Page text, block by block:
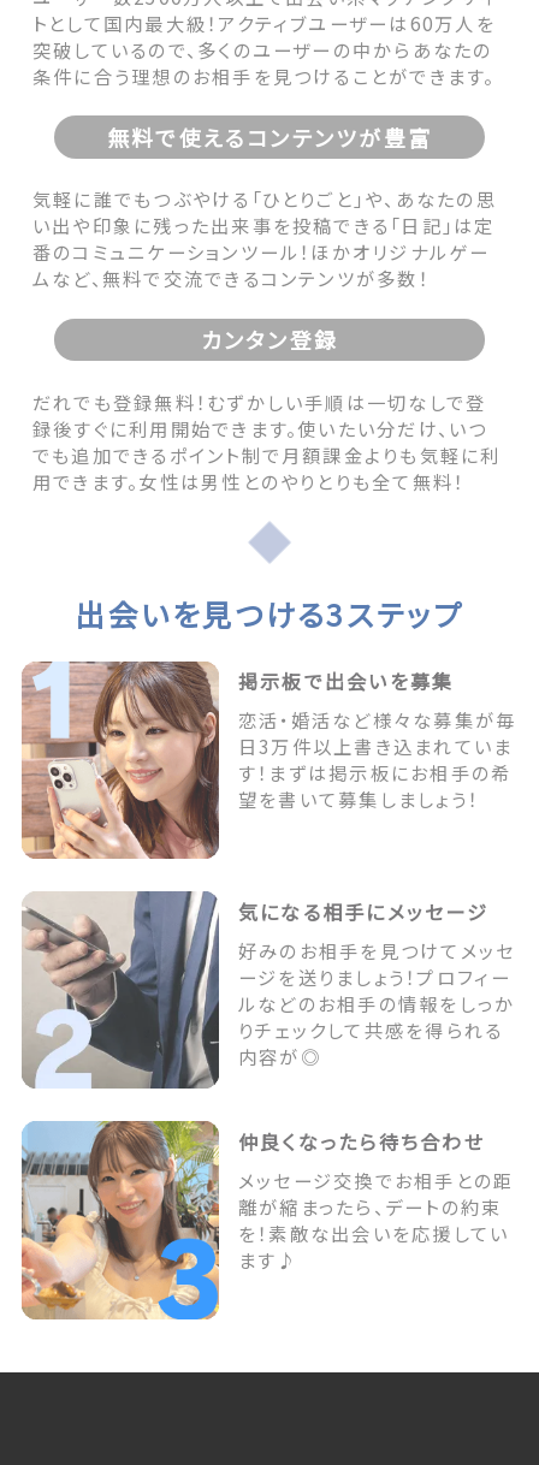
トとして国内最大級！アクティブユーザーは60万人を
突破しているので、多くのユーザーの中からあなたの
条件に合う理想のお相手を見つけることができます。
無料で使えるコンテンツが豊富
気軽に誰でもつぶやける「ひとりごと」や、あなたの思
い出や印象に残った出来事を投稿できる「日記」は定
番のコミュニケーションツール！ほかオリジナルゲー
ムなど、無料で交流できるコンテンツが多数！
カンタン登録
だれでも登録無料！むずかしい手順は一切なしで登
録後すぐに利用開始できます。使いたい分だけ、いつ
でも追加できるポイント制で月額課金よりも気軽に利
用できます。女性は男性とのやりとりも全て無料！
出会いを見つける3ステップ
掲示板で出会いを募集
恋活・婚活など様々な募集が毎
日3万件以上書き込まれていま
す！まずは掲示板にお相手の希
望を書いて募集しましょう！
気になる相手にメッセージ
好みのお相手を見つけてメッセ
ージを送りましょう！プロフィー
ルなどのお相手の情報をしっか
りチェックして共感を得られる
内容が◎
仲良くなったら待ち合わせ
メッセージ交換でお相手との距
離が縮まったら、デートの約束
を！素敵な出会いを応援してい
ます♪